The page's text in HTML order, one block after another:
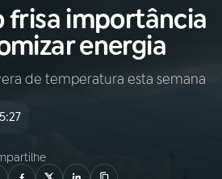
Buscar
frisa importância
energia
de temperatura esta semana